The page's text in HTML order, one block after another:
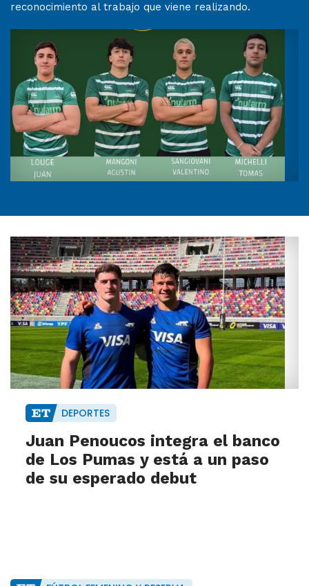
reconocimiento al trabajo que viene realizando.
DEPORTES
Juan Penoucos integra el banco
de Los Pumas y está a un paso
de su esperado debut